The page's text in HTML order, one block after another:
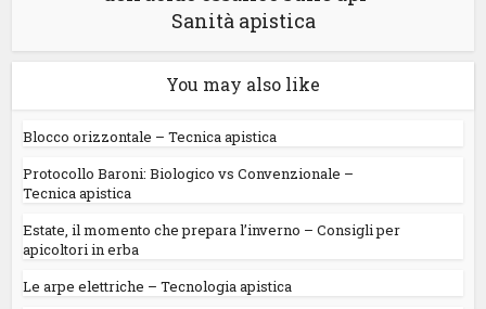
Sanità apistica
You may also like
Blocco orizzontale – Tecnica apistica
Protocollo Baroni: Biologico vs Convenzionale –
Tecnica apistica
Estate, il momento che prepara l’inverno – Consigli per
apicoltori in erba
Le arpe elettriche – Tecnologia apistica